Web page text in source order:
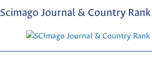
Scimago Journal & Country Rank